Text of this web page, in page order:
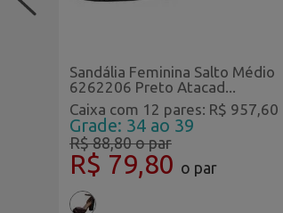
Sandália Feminina Salto Médio
6262206 Preto Atacad...
Caixa com 12 pares: R$ 957,60
Grade: 34 ao 39
R$ 88,80o par
R$ 79,80 o par